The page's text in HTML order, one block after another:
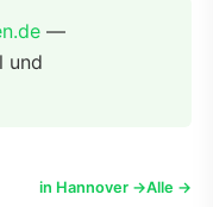
—
und
in Hannover →Alle →